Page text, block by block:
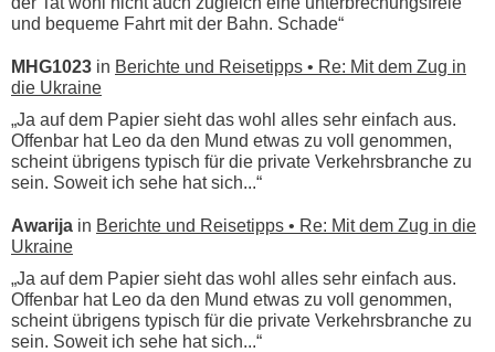
und bequeme Fahrt mit der Bahn. Schade“
MHG1023 in Berichte und Reisetipps • Re: Mit dem Zug in
die Ukraine
„Ja auf dem Papier sieht das wohl alles sehr einfach aus.
Offenbar hat Leo da den Mund etwas zu voll genommen,
scheint übrigens typisch für die private Verkehrsbranche zu
sein. Soweit ich sehe hat sich...“
Awarija in Berichte und Reisetipps • Re: Mit dem Zug in die
Ukraine
„Ja auf dem Papier sieht das wohl alles sehr einfach aus.
Offenbar hat Leo da den Mund etwas zu voll genommen,
scheint übrigens typisch für die private Verkehrsbranche zu
sein. Soweit ich sehe hat sich...“